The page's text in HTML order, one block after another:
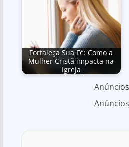
Fortaleça Sua Fé: Como a
Mulher Cristã impacta na
Igreja
Anúncios
Anúncios